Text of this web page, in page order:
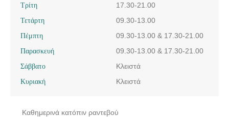
doctors4u.gr
doctors4u.gr
ΠΑΙΔΙΑΤΡΟΣ ΛΑΡΙΣΑ | ΚΑΡΔΟΥΛΑΣ ΑΧΙΛΛΕΑΣ---
doctors4u.gr
Τρίτη
17.30-21.00
Τετάρτη
09.30-13.00
Πέμπτη
09.30-13.00 & 17.30-21.00
Παρασκευή
09.30-13.00 & 17.30-21.00
Σάββατο
Κλειστά
Κυριακή
Κλειστά
Καθημερινά κατόπιν ραντεβού